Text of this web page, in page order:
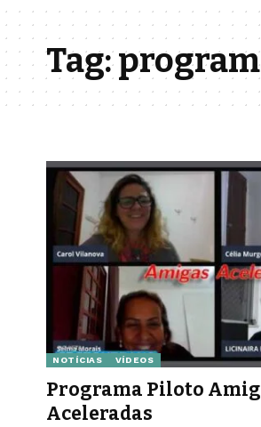
Tag:
NOTÍCIAS VÍDEOS
Programa Piloto
Aceleradas